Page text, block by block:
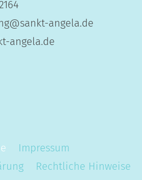
angela.de
angela.de
Impressum
Rechtliche Hinweise